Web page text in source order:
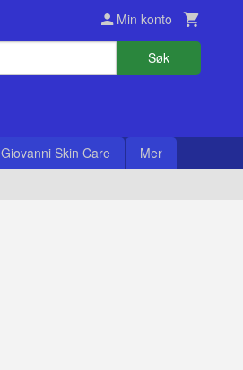
Min konto
Søk
Giovanni Skin Care Mer